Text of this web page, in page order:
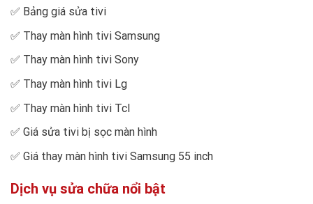
✅ Bảng giá sửa tivi
✅ Thay màn hình tivi Samsung
✅ Thay màn hình tivi Sony
✅ Thay màn hình tivi Lg
✅ Thay màn hình tivi Tcl
✅ Giá sửa tivi bị sọc màn hình
✅ Giá thay màn hình tivi Samsung 55 inch
Dịch vụ sửa chữa nổi bật